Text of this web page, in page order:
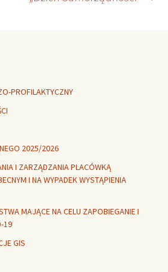
PROFILAKTYCZNY
2025/2026
I ZARZĄDZANIA PLACÓWKĄ
I NA WYPADEK WYSTĄPIENIA
MAJĄCE NA CELU ZAPOBIEGANIE I
19
GIS